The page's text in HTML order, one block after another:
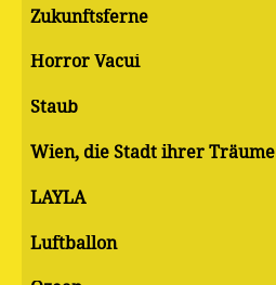
Zukunftsferne
Horror Vacui
Staub
Wien, die Stadt ihrer Träume
LAYLA
Luftballon